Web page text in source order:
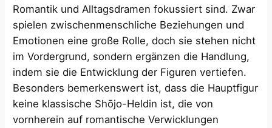
Romantik und Alltagsdramen fokussiert sind. Zwar
spielen zwischenmenschliche Beziehungen und
Emotionen eine große Rolle, doch sie stehen nicht
im Vordergrund, sondern ergänzen die Handlung,
indem sie die Entwicklung der Figuren vertiefen.
Besonders bemerkenswert ist, dass die Hauptfigur
keine klassische Shōjo-Heldin ist, die von
vornherein auf romantische Verwicklungen